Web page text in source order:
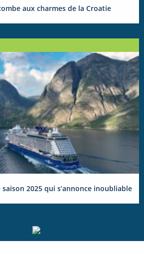
aux charmes de la Croatie
2025 qui s’annonce inoubliable